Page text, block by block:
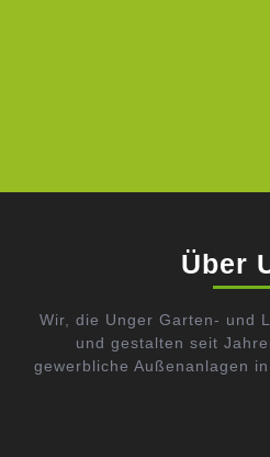
Über
Wir, die Unger Garten- und
und gestalten seit
gewerbliche Außenanlagen